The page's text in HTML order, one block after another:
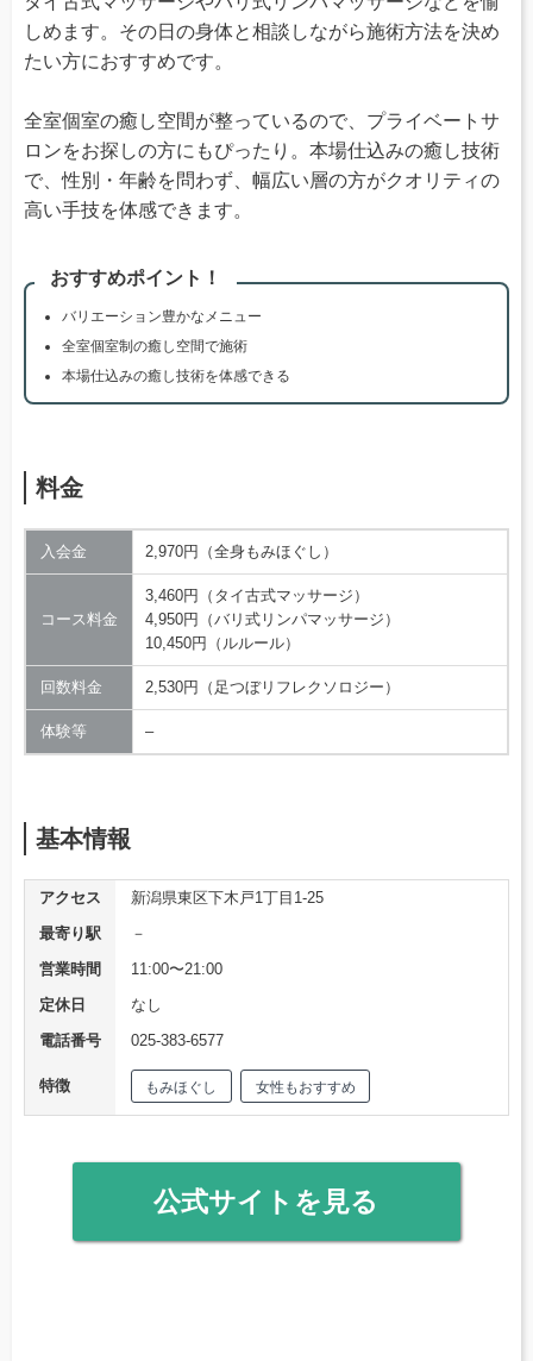
しめます。その日の身体と相談しながら施術方法を決め
たい方におすすめです。
全室個室の癒し空間が整っているので、プライベートサ
ロンをお探しの方にもぴったり。本場仕込みの癒し技術
で、性別・年齢を問わず、幅広い層の方がクオリティの
高い手技を体感できます。
おすすめポイント！
バリエーション豊かなメニュー
全室個室制の癒し空間で施術
本場仕込みの癒し技術を体感できる
料金
入会金 2,970円（全身もみほぐし）
コース料金
3,460円（タイ古式マッサージ）
4,950円（バリ式リンパマッサージ）
10,450円（ルルール）
回数料金 2,530円（足つぼリフレクソロジー）
体験等 –
基本情報
アクセス
新潟県東区下木戸1丁目1-25
最寄り駅
－
営業時間
11:00〜21:00
定休日
なし
電話番号
025-383-6577
特徴 もみほぐし 女性もおすすめ
公式サイトを見る